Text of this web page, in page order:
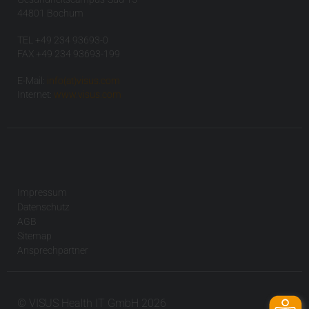
44801 Bochum
TEL +49 234 93693-0
FAX +49 234 93693-199
E-Mail:
info(at)visus.com
Internet:
www.visus.com
Impressum
Datenschutz
AGB
Sitemap
Ansprechpartner
© VISUS Health IT GmbH 2026